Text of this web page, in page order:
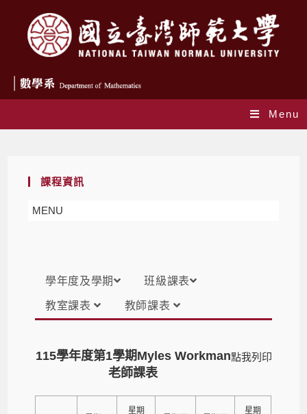
Menu
課程資訊
MENU
學年度及學期 班級課表
教室課表 教師課表
點我列印
115學年度第1學期Myles Workman
老師課表
星期
星期